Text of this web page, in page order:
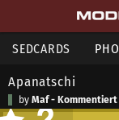
SEDCARDS
Apanatschi
by Maf -